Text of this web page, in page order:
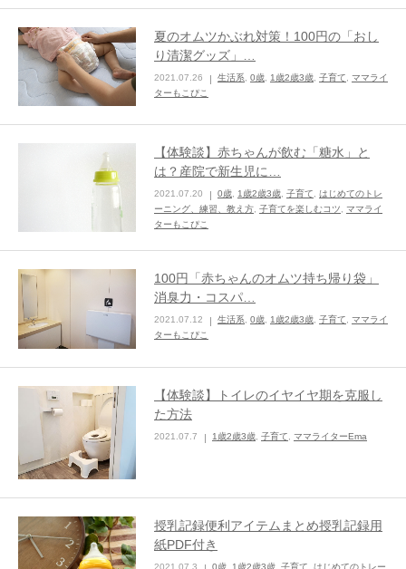
夏のオムツかぶれ対策！100円の「おし
り清潔グッズ」…
2021.07.26 生活系, 0歳, 1歳2歳3歳, 子育て, ママライ
ターもこぴこ
【体験談】赤ちゃんが飲む「糖水」と
は？産院で新生児に…
2021.07.20 0歳 1歳2歳3歳 子育て
はじめてのトレ
ーニング、練習、教え方 子育てを楽しむコツ
ママライ
ターもこぴこ
100円「赤ちゃんのオムツ持ち帰り袋」
消臭力・コスパ…
2021.07.12 生活系 0歳 1歳2歳3歳 子育て
ママライ
ターもこぴこ
【体験談】トイレのイヤイヤ期を克服し
た方法
2021.07.7 1歳2歳3歳 子育て ママライターEma
授乳記録便利アイテムまとめ授乳記録用
紙PDF付き
2021.07.3 0歳 1歳2歳3歳 子育て
はじめてのトレー